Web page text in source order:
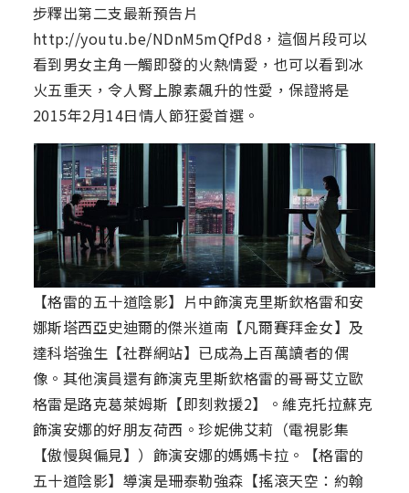
步釋出第二支最新預告片
http://youtu.be/NDnM5mQfPd8，這個片段可以
看到男女主角一觸即發的火熱情愛，也可以看到冰
火五重天，令人腎上腺素飆升的性愛，保證將是
2015年2月14日情人節狂愛首選。
【格雷的五十道陰影】片中飾演克里斯欽格雷和安
娜斯塔西亞史迪爾的傑米道南【凡爾賽拜金女】及
達科塔強生【社群網站】已成為上百萬讀者的偶
像。其他演員還有飾演克里斯欽格雷的哥哥艾立歐
格雷是路克葛萊姆斯【即刻救援2】。維克托拉蘇克
飾演安娜的好朋友荷西。珍妮佛艾莉（電視影集
【傲慢與偏見】）飾演安娜的媽媽卡拉。【格雷的
五十道陰影】導演是珊泰勒強森【搖滾天空：約翰